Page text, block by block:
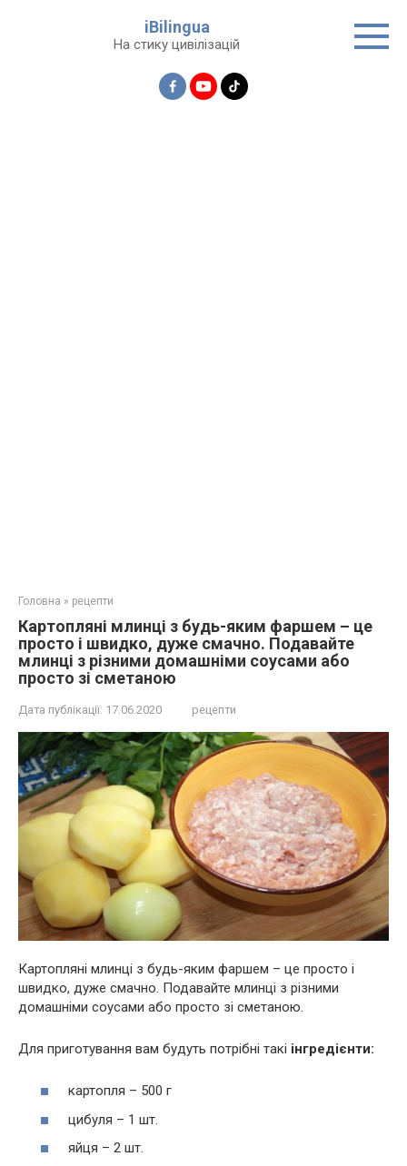
iBilingua
На стику цивілізацій
Головна » рецепти
Картопляні млинці з будь-яким фаршем – це
просто і швидко, дуже смачно. Подавайте
млинці з різними домашніми соусами або
просто зі сметаною
Дата публікації: 17.06.2020 рецепти
Картопляні млинці з будь-яким фаршем – це просто і
швидко, дуже смачно. Подавайте млинці з різними
домашніми соусами або просто зі сметаною.
Для приготування вам будуть потрібні такі інгредієнти:
картопля – 500 г
цибуля – 1 шт.
яйця – 2 шт.